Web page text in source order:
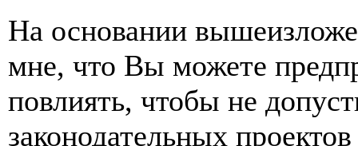
На основании
мне, что Вы можете
повлиять, чтобы не
законодательных